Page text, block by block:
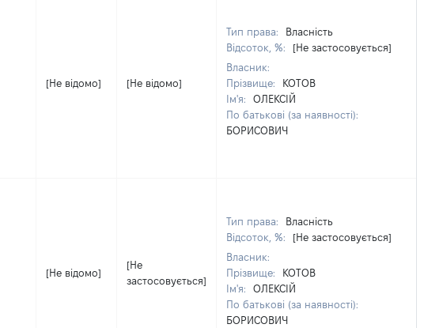
[Не відомо] [Не відомо]
Тип права:
Власність
Відсоток, %:
[Не застосовується]
Власник:
Прізвище:
КОТОВ
Ім'я:
ОЛЕКСІЙ
По батькові (за наявності):
БОРИСОВИЧ
[Не відомо]
[Не
застосовується]
Тип права:
Власність
Відсоток, %:
[Не застосовується]
Власник:
Прізвище:
КОТОВ
Ім'я:
ОЛЕКСІЙ
По батькові (за наявності):
БОРИСОВИЧ